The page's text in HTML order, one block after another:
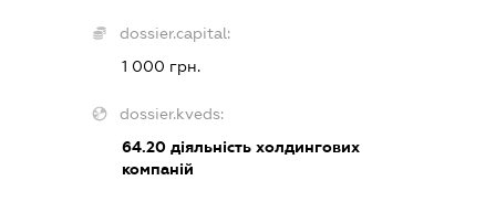
dossier.capital:
1 000 грн.
dossier.kveds:
64.20 діяльність холдингових
компаній